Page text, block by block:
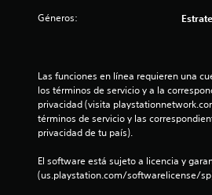
Géneros:
Las funciones en línea requieren una
los términos de servicio y a la
privacidad (visita
términos de servicio y las
privacidad de tu país).
El software está sujeto a licencia y
(us.playstation.com/softwarelicense/